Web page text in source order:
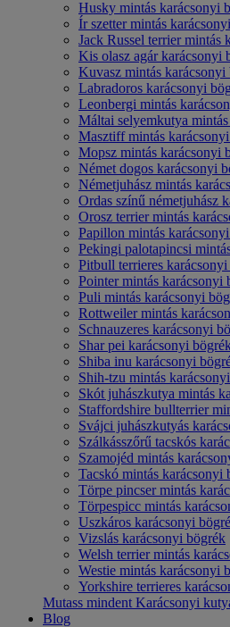
Husky mintás karácsonyi
Ír szetter mintás
Jack Russel terrier mintás
Kis olasz agár karácsonyi
Kuvasz mintás karácsonyi
Labradoros karácsonyi
Leonbergi mintás
Máltai selyemkutya
Masztiff mintás
Mopsz mintás karácsonyi
Német dogos karácsonyi
Németjuhász mintás
Ordas színű németjuhász
Orosz terrier mintás
Papillon mintás
Pekingi palotapincsi
Pitbull terrieres
Pointer mintás karácsonyi
Puli mintás karácsonyi
Rottweiler mintás
Schnauzeres karácsonyi
Shar pei karácsonyi
Shiba inu karácsonyi
Shih-tzu mintás
Skót juhászkutya mintás
Staffordshire bullterrier
Svájci juhászkutyás
Szálkásszőrű tacskós
Szamojéd mintás
Tacskó mintás karácsonyi
Törpe pincser mintás
Törpespicc mintás
Uszkáros karácsonyi
Vizslás karácsonyi bögrék
Welsh terrier mintás
Westie mintás karácsonyi
Yorkshire terrieres
Mutass mindent Karácsonyi
Blog